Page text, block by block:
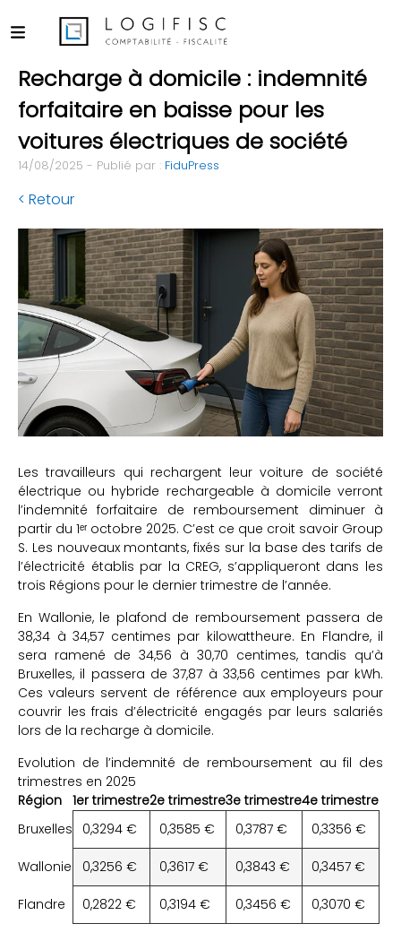
Recharge à domicile : indemnité
forfaitaire en baisse pour les
voitures électriques de société
14/08/2025 - Publié par : FiduPress
< Retour
Les travailleurs qui rechargent leur voiture de société
électrique ou hybride rechargeable à domicile verront
l’indemnité forfaitaire de remboursement diminuer à
partir du 1ᵉʳ octobre 2025. C’est ce que croit savoir Group
S. Les nouveaux montants, fixés sur la base des tarifs de
l’électricité établis par la CREG, s’appliqueront dans les
trois Régions pour le dernier trimestre de l’année.
En Wallonie, le plafond de remboursement passera de
38,34 à 34,57 centimes par kilowattheure. En Flandre, il
sera ramené de 34,56 à 30,70 centimes, tandis qu’à
Bruxelles, il passera de 37,87 à 33,56 centimes par kWh.
Ces valeurs servent de référence aux employeurs pour
couvrir les frais d’électricité engagés par leurs salariés
lors de la recharge à domicile.
Evolution de l’indemnité de remboursement au fil des
trimestres en 2025
Région 1er trimestre2e trimestre3e trimestre4e trimestre
Bruxelles
0,3294 € 0,3585 € 0,3787 € 0,3356 €
Wallonie 0,3256 € 0,3617 € 0,3843 € 0,3457 €
Flandre 0,2822 € 0,3194 € 0,3456 € 0,3070 €